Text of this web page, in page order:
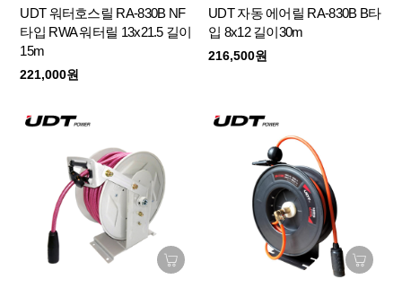
UDT 워터호스릴 RA-830B NF
타입 RWA 워터릴 13x21.5 길이
15m
221,000원
UDT 자동 에어릴 RA-830B B타
입 8x12 길이30m
216,500원